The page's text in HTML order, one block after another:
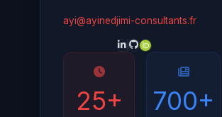
ayi@ayinedjimi-consultants.fr
25+ 700+